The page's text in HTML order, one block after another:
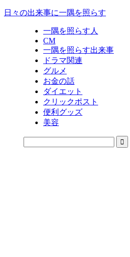
日々の出来事に一隅を照らす
一隅を照らす人
CM
一隅を照らす出来事
ドラマ関連
グルメ
お金の話
ダイエット
クリックポスト
便利グッズ
美容